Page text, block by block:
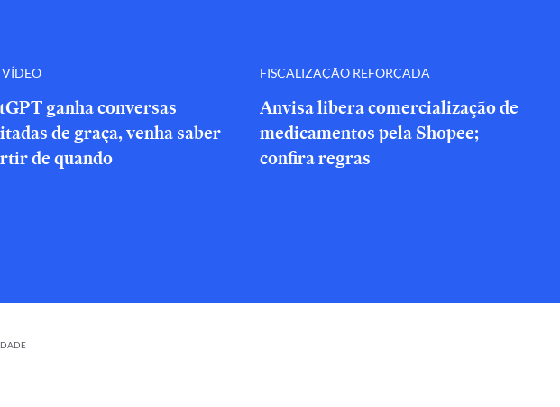
ganha conversas
de graça, venha saber
de quando
FISCALIZAÇÃO REFORÇADA
Anvisa libera comercialização de
medicamentos pela Shopee;
confira regras